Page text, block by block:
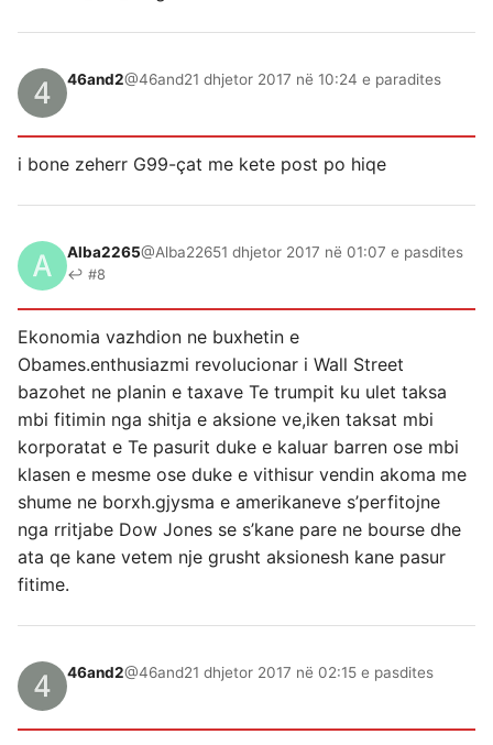
46and2@46and21 dhjetor 2017 në 10:24 e paradites
i bone zeherr G99-çat me kete post po hiqe
Alba2265@Alba22651 dhjetor 2017 në 01:07 e pasdites
↩ #8
Ekonomia vazhdion ne buxhetin e
Obames.enthusiazmi revolucionar i Wall Street
bazohet ne planin e taxave Te trumpit ku ulet taksa
mbi fitimin nga shitja e aksione ve,iken taksat mbi
korporatat e Te pasurit duke e kaluar barren ose mbi
klasen e mesme ose duke e vithisur vendin akoma me
shume ne borxh.gjysma e amerikaneve s’perfitojne
nga rritjabe Dow Jones se s’kane pare ne bourse dhe
ata qe kane vetem nje grusht aksionesh kane pasur
fitime.
46and2@46and21 dhjetor 2017 në 02:15 e pasdites